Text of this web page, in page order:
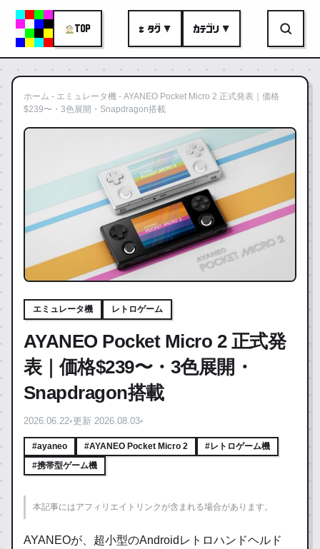
TOP # タグ ▼ カテゴリ ▼
ホーム - エミュレータ機 - AYANEO Pocket Micro 2 正式発表｜価格
$239〜・3色展開・Snapdragon搭載
エミュレータ機 レトロゲーム
AYANEO Pocket Micro 2 正式発
表｜価格$239〜・3色展開・
Snapdragon搭載
2026.06.22•更新 2026.08.03•
#ayaneo #AYANEO Pocket Micro 2
#レトロゲーム機
#携帯型ゲーム機
本記事にはアフィリエイトリンクが含まれる場合があります。
AYANEOが、超小型のAndroidレトロハンドヘルド